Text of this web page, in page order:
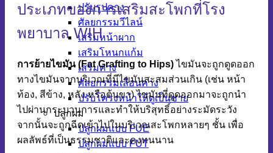
ปรับรูปคาง
ศัลยกรรมวีไลน์
เสริมหน้าผาก
เสริมโหนกแก้ม
เสริมคาง
ศัลยกรรมเลื่อนคาง
ปรับโครงหน้าให้ดูเป็นชาย
ปลูกผม
ปลูกผมแบบ FUE
ปลูกผมแบบ FUT
ประเภทของการเสริมสะโพกที่โรง
พยาบาล WIH
การย้ายไขมัน (Fat Grafting to Hips)ไขมันจะถูกดูดออก
ทางไขมันจากบริเวณที่มีไขมันสะสมส่วนเกิน (เช่น หน้า
ท้อง, สีข้าง, หลัง หรือต้นขา) ไขมันที่ดูดออกมาจะถูกนำ
ไปผ่านกระบวนการและทำให้บริสุทธิ์อย่างระมัดระวัง
จากนั้นจะถูกฉีดเข้าไปในบริเวณสะโพกหลายๆ ชั้น เพื่อ
ผลลัพธ์ที่เป็นธรรมชาติและคงทนนาน